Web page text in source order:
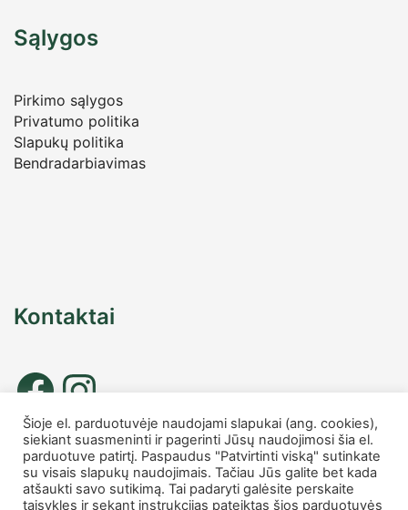
Sąlygos
Pirkimo sąlygos
Privatumo politika
Slapukų politika
Bendradarbiavimas
Kontaktai
Tel. nr.: +37067677885
info@charmshop.lt
Šioje el. parduotuvėje naudojami slapukai (ang. cookies),
siekiant suasmeninti ir pagerinti Jūsų naudojimosi šia el.
parduotuve patirtį. Paspaudus "Patvirtinti viską" sutinkate
su visais slapukų naudojimais. Tačiau Jūs galite bet kada
atšaukti savo sutikimą. Tai padaryti galėsite perskaite
taisykles ir sekant instrukcijas pateiktas šios parduotuvės